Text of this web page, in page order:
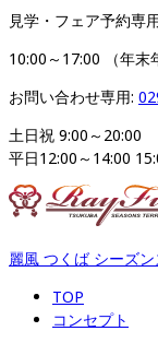
見学・フェア予約専
10:00～17:00 （年末
お問い合わせ専用:
土日祝 9:00～20:00
平日12:00～14:00
麗風 つくば シーズ
TOP
コンセプト